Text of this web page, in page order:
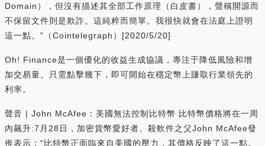
Domain），但沒有描述其全部工作原理（白皮書），聲稱開源而
不保留文件則是欺詐。這純粹而簡單。我很快就會在法庭上證明
這一點。”（Cointelegraph）[2020/5/20]
Oh! Finance是一個優化的收益生成協議，專注于降低風險和增
加交易量。只需點擊幾下，即可開始在穩定幣上賺取行業領先的
利率。
聲音 | John McAfee：美國無法控制比特幣 比特幣價格將在一周
內飆升:7月28日，加密貨幣愛好者、殺軟件之父John McAfee發
推表示：“比特幣正面臨來自美國的壓力，其價格反映了這一點。